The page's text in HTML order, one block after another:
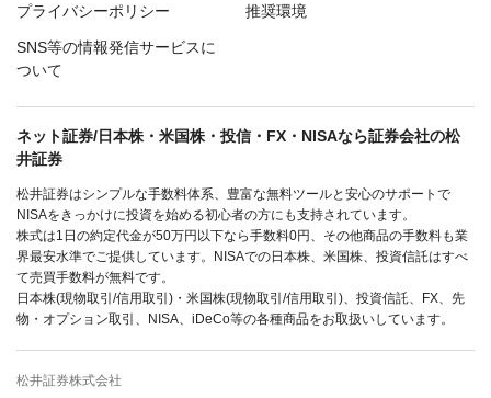
プライバシーポリシー 推奨環境
SNS等の情報発信サービスに
ついて
ネット証券/日本株・米国株・投信・FX・NISAなら証券会社の松
井証券
松井証券はシンプルな手数料体系、豊富な無料ツールと安心のサポートで
NISAをきっかけに投資を始める初心者の方にも支持されています。
株式は1日の約定代金が50万円以下なら手数料0円、その他商品の手数料も業
界最安水準でご提供しています。NISAでの日本株、米国株、投資信託はすべ
て売買手数料が無料です。
日本株(現物取引/信用取引)・米国株(現物取引/信用取引)、投資信託、FX、先
物・オプション取引、NISA、iDeCo等の各種商品をお取扱いしています。
松井証券株式会社